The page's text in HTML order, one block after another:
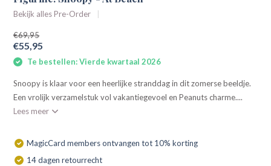
Bekijk alles Pre-Order
€69,95
€55,95
Te bestellen: Vierde kwartaal 2026
Snoopy is klaar voor een heerlijke stranddag in dit zomerse beeldje.
Een vrolijk verzamelstuk vol vakantiegevoel en Peanuts charme....
Lees meer
MagicCard members ontvangen tot 10% korting
14 dagen retourrecht